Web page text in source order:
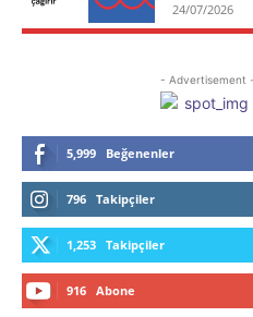
24/07/2026
- Advertisement -
5,999 Beğenenler
796 Takipçiler
1,253 Takipçiler
916 Abone